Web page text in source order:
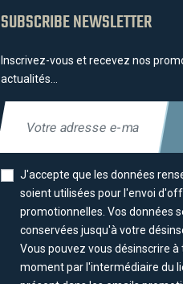
SUBSCRIBE NEWSLETTER
Inscrivez-vous et recevez nos
actualités...
J'accepte que les données
soient utilisées pour l'envoi
promotionnelles. Vos données
conservées jusqu'à votre
Vous pouvez vous désinscrire à
moment par l'intermédiaire du